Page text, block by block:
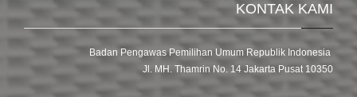
KONTAK KAMI
Badan Pengawas Pemilihan Umum Republik Indonesia
Jl. MH. Thamrin No. 14 Jakarta Pusat 10350